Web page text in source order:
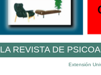
LA REVISTA DE
Extensión